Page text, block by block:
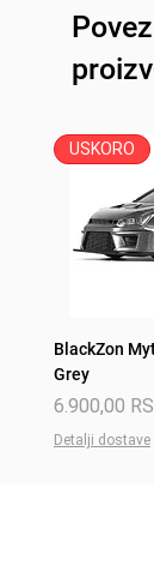
Gume:
Pakovanje:
postoljem
USKORO
BlackZon
Grey
Price
6.900,00
Detalji dostave